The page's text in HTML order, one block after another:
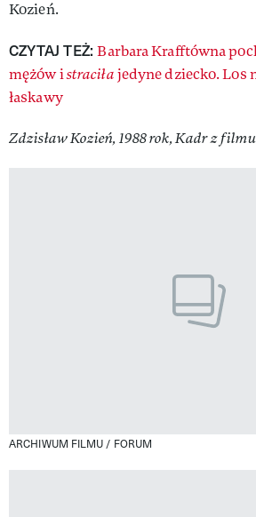
Kozień.
CZYTAJ TEŻ:Barbara Krafftówna
mężów istraciłajedyne dziecko. Los
łaskawy
Zdzisław Kozień, 1988 rok, Kadr z
ARCHIWUM FILMU / FORUM